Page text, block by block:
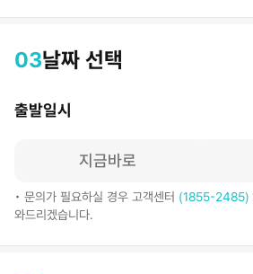
03날짜 선택
출발일시
지금바로
• 문의가 필요하실 경우 고객센터 (1855-2485)
와드리겠습니다.